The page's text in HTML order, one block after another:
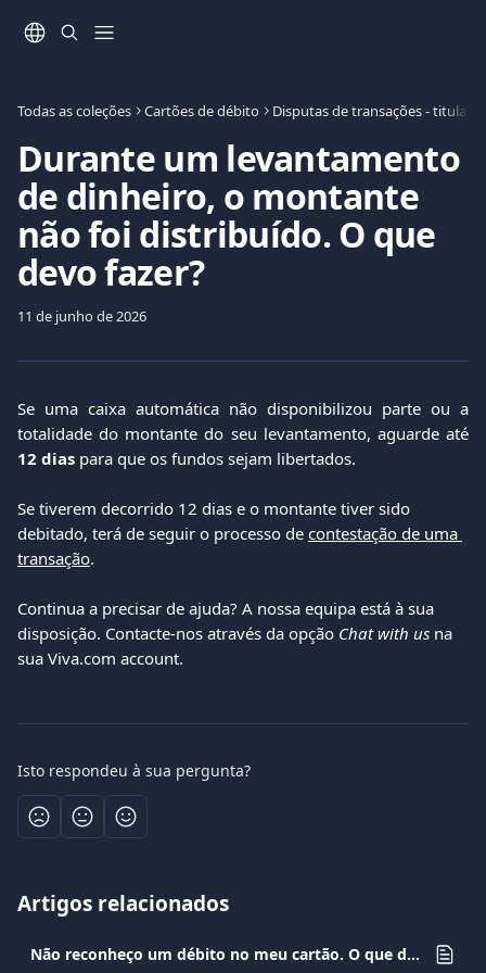
Todas as coleções Cartões de débito Disputas de transações - titular
Durante um levantamento
de dinheiro, o montante
não foi distribuído. O que
devo fazer?
11 de junho de 2026
Se uma caixa automática não disponibilizou parte ou a
totalidade do montante do seu levantamento, aguarde até
12 dias para que os fundos sejam libertados.
Se tiverem decorrido 12 dias e o montante tiver sido
debitado, terá de seguir o processo de contestação de uma
transação.
Continua a precisar de ajuda? A nossa equipa está à sua
disposição. Contacte-nos através da opção Chat with us na
sua Viva.com account.
Isto respondeu à sua pergunta?
Artigos relacionados
Não reconheço um débito no meu cartão. O que devo fazer?